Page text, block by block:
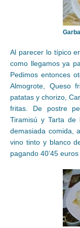
Al parecer lo típico
como llegamos ya
Pedimos entonces
Almogrote, Queso
patatas y chorizo,
fritas. De postre
Tiramisú y Tarta de
demasiada comida,
vino tinto y blanco
pagando 40’45